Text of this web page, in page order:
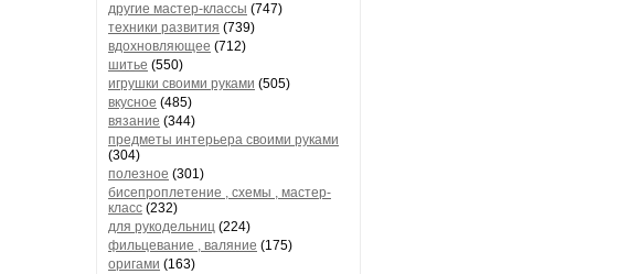
другие мастер-классы (747)
техники развития (739)
вдохновляющее (712)
шитье (550)
игрушки своими руками (505)
вкусное (485)
вязание (344)
предметы интерьера своими руками
(304)
полезное (301)
бисепроплетение , схемы , мастер-
класс (232)
для рукодельниц (224)
фильцевание , валяние (175)
оригами (163)